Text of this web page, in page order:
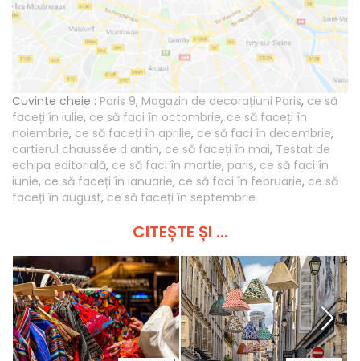
Cuvinte cheie : Paris 9, Magazin de decorațiuni Paris, ce să
faceți în iulie, ce să faci în octombrie, ce să faceți în
noiembrie, ce să faceți în aprilie, ce să faci în decembrie,
cartierul chaussée d antin, ce să faceți în mai, Testat de
echipa editorială, ce să faci în martie, paris, ce să faci în
iunie, ce să faceți în ianuarie, ce să faci în februarie, ce să
faceți în august, ce să faceți în septembrie
CITEȘTE ȘI ...